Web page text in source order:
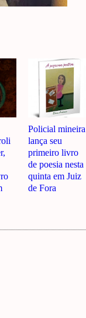
Policial mineira
lança seu
primeiro livro
de poesia nesta
quinta em Juiz
de Fora